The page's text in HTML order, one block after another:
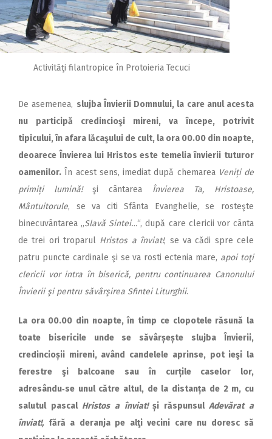
Activităţi filantropice în Protoieria Tecuci
De asemenea, slujba Învierii Domnului, la care anul acesta
nu participă credincioşi mireni, va începe, potrivit
tipicului, în afara lăcaşului de cult, la ora 00.00 din noapte,
deoarece Învierea lui Hristos este temelia învierii tuturor
oamenilor. În acest sens, imediat după chemarea Veniți de
primiți lumină!şi cântarea Învierea Ta, Hristoase,
Mântuitorule, se va citi Sfânta Evanghelie, se rosteşte
binecuvântarea „Slavă Sintei…“, după care clericii vor cânta
de trei ori troparul Hristos a înviat!, se va cădi spre cele
patru puncte cardinale şi se va rosti ectenia mare, apoi toţi
clericii vor intra în biserică, pentru continuarea Canonului
Învierii şi pentru săvârşirea Sfintei Liturghii.
La ora 00.00 din noapte, în timp ce clopotele răsună la
toate bisericile unde se săvârșește slujba Învierii,
credincioșii mireni, având candelele aprinse, pot ieşi la
ferestre şi balcoane sau în curțile caselor lor,
adresându‑se unul către altul, de la distanța de 2 m, cu
salutul pascal Hristos a înviat!și răspunsulAdevărat a
înviat!, fără a deranja pe alţi vecini care nu doresc să